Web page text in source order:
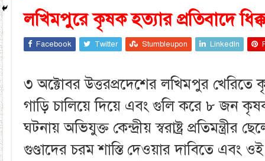
লখিমপুরে কৃষক হত্যার প্রতিবাদে
Facebook Twitter Stumbleupon LinkedIn
৩ অক্টোবর উত্তরপ্রদেশের লখিমপুর
গাড়ি চালিয়ে দিয়ে এবং গুলি করে ৮ জন
ঘটনায় অভিযুক্ত কেন্দ্রীয় স্বরাষ্ট্র
গুণ্ডাদের চরম শাস্তি দেওয়ার দাবিতে এবং